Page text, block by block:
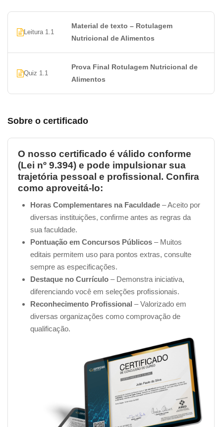
Curso de Rotulagem Nutricional de
Alimentos | Porque Fazer?
• Profissionalização:aprofunde seu conhecimento e
destaque-se como um especialista em tabelas
nutricionais e rotulagem frontal atualizada pela RDC
as informações mais recentes sobre regulamentações
alimentares.
• Crescimento profissional:abra portas para
oportunidades de carreira e destaque-se em um
mercado competitivo.
aprendeu em seu trabalho, melhorando a qualidade dos
rótulos dos alimentos.
e comece a transformar sua carreira!
O nosso curso de Rotulagem Nutricional de Alimentos
assíncrono
, o que significa que você
pode fazê-lo no seu ritmo, podendo ser mais rápido ou
mais devagar, conforme a sua necessidade.
Leitura 1.1
Material de texto – Rotulagem
Nutricional de Alimentos
Quiz 1.1
Prova Final Rotulagem Nutricional de
Alimentos
Sobre o certificado
O nosso certificado é válido conforme
(Lei nº 9.394) e pode impulsionar sua
trajetória pessoal e profissional. Confira
como aproveitá-lo:
Horas Complementares na Faculdade – Aceito por
diversas instituições, confirme antes as regras da
sua faculdade.
Pontuação em Concursos Públicos – Muitos
editais permitem uso para pontos extras, consulte
sempre as especificações.
Destaque no Currículo – Demonstra iniciativa,
diferenciando você em seleções profissionais.
Reconhecimento Profissional – Valorizado em
diversas organizações como comprovação de
qualificação.